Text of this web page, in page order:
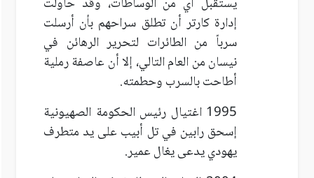
إدارة كارتر أن تطلق سراحهم بأن أرسلت
سرباً من الطائرات لتحرير الرهائن في
نيسان من العام التالي، إلا أن عاصفة رملية
أطاحت بالسرب وحطمته.
1995 اغتيال رئيس الحكومة الصهيونية
إسحق رابين في تل أبيب على يد متطرف
يهودي يدعى يغال عمير.